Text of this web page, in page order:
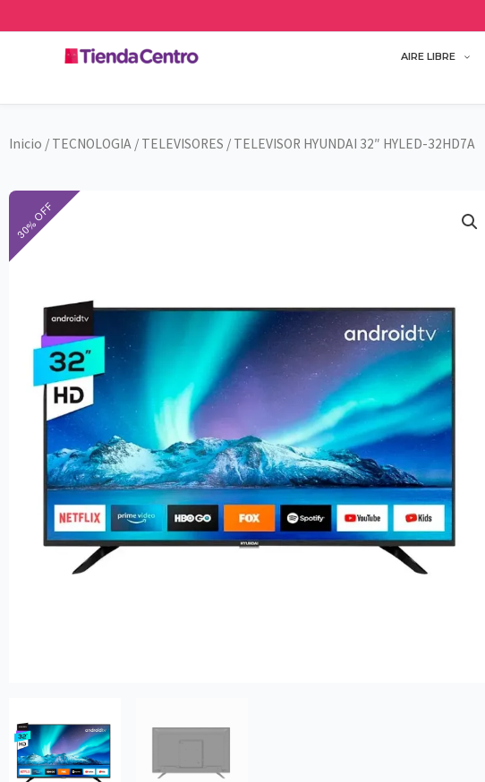
al
contenido
AIRE LIBRE
Inicio / TECNOLOGIA / TELEVISORES / TELEVISOR HYUNDAI 32″ HYLED-32HD7A